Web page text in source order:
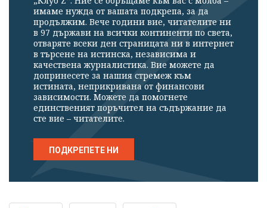
имаме нужда от вашата подкрепа, за да
продължим. Вече години вие, читателите ни
в 97 държави на всички континенти по света,
отваряте всеки ден страницата ни в интернет
в търсене на истинска, независима и
качествена журналистика. Вие можете да
допринесете за нашия стремеж към
истината, неприкривана от финансови
зависимости. Можете да помогнете
единственият поръчител на съдържание да
сте вие – читателите.
ПОДКРЕПЕТЕ НИ